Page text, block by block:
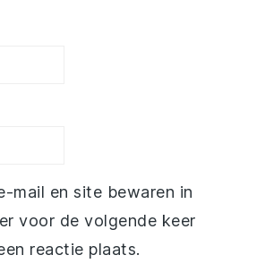
mail en site bewaren in
voor de volgende keer
reactie plaats.